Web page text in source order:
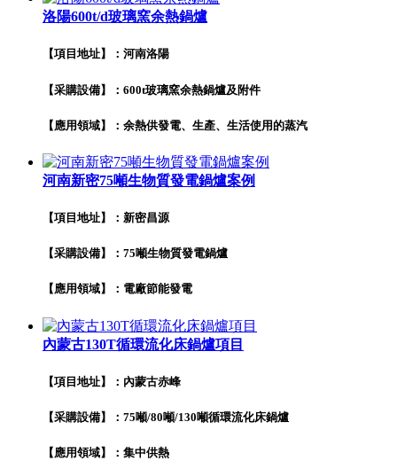
洛陽600t/d玻璃窯余熱鍋爐
【項目地址】：河南洛陽
【采購設備】：600t玻璃窯余熱鍋爐及附件
【應用領域】：余熱供發電、生產、生活使用的蒸汽
河南新密75噸生物質發電鍋爐案例
【項目地址】：新密昌源
【采購設備】：75噸生物質發電鍋爐
【應用領域】：電廠節能發電
內蒙古130T循環流化床鍋爐項目
【項目地址】：內蒙古赤峰
【采購設備】：75噸/80噸/130噸循環流化床鍋爐
【應用領域】：集中供熱